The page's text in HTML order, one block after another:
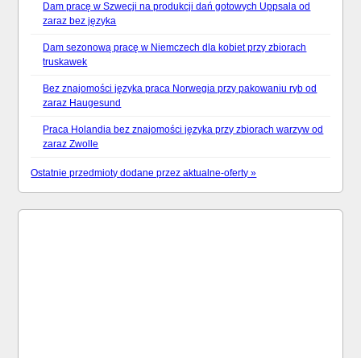
Dam pracę w Szwecji na produkcji dań gotowych Uppsala od
zaraz bez języka
Dam sezonową pracę w Niemczech dla kobiet przy zbiorach
truskawek
Bez znajomości języka praca Norwegia przy pakowaniu ryb od
zaraz Haugesund
Praca Holandia bez znajomości języka przy zbiorach warzyw od
zaraz Zwolle
Ostatnie przedmioty dodane przez aktualne-oferty »